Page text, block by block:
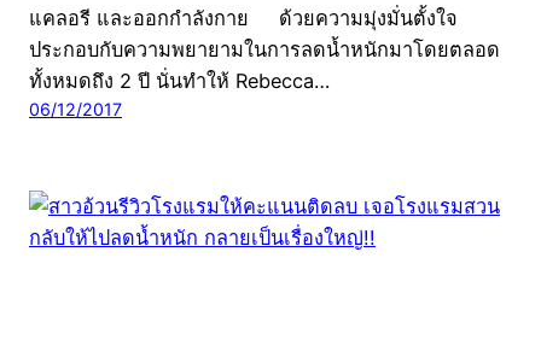
แคลอรี และออกกำลังกาย ด้วยความมุ่งมั่นตั้งใจ
ประกอบกับความพยายามในการลดน้ำหนักมาโดยตลอด
ทั้งหมดถึง 2 ปี นั่นทำให้ Rebecca…
06/12/2017